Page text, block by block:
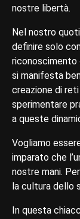
nostre libertà.
Nel nostro
definire solo
riconoscimento
si manifesta
creazione di
sperimentare
a queste
Vogliamo
imparato che
nostre mani.
la cultura dello
In questa